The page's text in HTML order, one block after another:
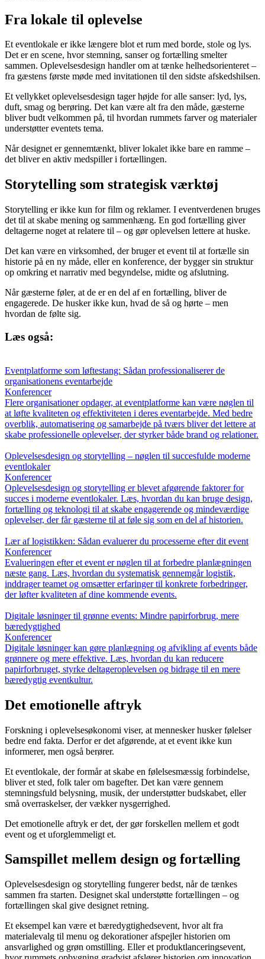
Fra lokale til oplevelse
Et eventlokale er ikke længere blot et rum med borde, stole og lys.
Det er en scene, hvor stemning, sanser og fortælling smelter
sammen. Oplevelsesdesign handler om at tænke helhedsorienteret –
fra gæstens første møde med invitationen til den sidste afskedshilsen.
Et vellykket oplevelsesdesign tager højde for alle sanser: lyd, lys,
duft, smag og berøring. Det kan være alt fra den måde, gæsterne
bliver budt velkommen på, til hvordan rummets farver og materialer
understøtter eventets tema.
Når designet er gennemtænkt, bliver lokalet ikke bare en ramme –
det bliver en aktiv medspiller i fortællingen.
Storytelling som strategisk værktøj
Storytelling er ikke kun for film og reklamer. I eventverdenen bruges
det til at skabe mening og sammenhæng. En god fortælling giver
deltagerne noget at relatere til – og gør oplevelsen lettere at huske.
Det kan være en virksomhed, der bruger et event til at fortælle sin
historie på en ny måde, eller en konference, der bygger sin struktur
op omkring et narrativ med begyndelse, midte og afslutning.
Når gæsterne føler, at de er en del af en fortælling, bliver de
engagerede. De husker ikke kun, hvad de så og hørte – men
hvordan de følte sig.
Læs også:
Eventplatforme som løftestang: Sådan professionaliserer de
organisationens eventarbejde
Konferencer
Flere organisationer opdager, at eventplatforme kan være nøglen til
at løfte kvaliteten og effektiviteten i deres eventarbejde. Med bedre
overblik, automatisering og samarbejde på tværs bliver det lettere at
skabe professionelle oplevelser, der styrker både brand og relationer.
Oplevelsesdesign og storytelling – nøglen til succesfulde moderne
eventlokaler
Konferencer
Oplevelsesdesign og storytelling er blevet afgørende faktorer for
succes i moderne eventlokaler. Læs, hvordan du kan bruge design,
fortælling og teknologi til at skabe engagerende og mindeværdige
oplevelser, der får gæsterne til at føle sig som en del af historien.
Lær af logistikken: Sådan evaluerer du processerne efter dit event
Konferencer
Evalueringen efter et event er nøglen til at forbedre planlægningen
næste gang. Læs, hvordan du systematisk gennemgår logistik,
inddrager teamet og omsætter erfaringer til konkrete forbedringer,
der løfter kvaliteten af dine kommende events.
Digitale løsninger til grønne events: Mindre papirforbrug, mere
bæredygtighed
Konferencer
Digitale løsninger kan gøre planlægning og afvikling af events både
grønnere og mere effektive. Læs, hvordan du kan reducere
papirforbruget, styrke deltageroplevelsen og bidrage til en mere
bæredygtig eventkultur.
Det emotionelle aftryk
Forskning i oplevelsesøkonomi viser, at mennesker husker følelser
bedre end fakta. Derfor er det afgørende, at et event ikke kun
informerer, men også berører.
Et eventlokale, der formår at skabe en følelsesmæssig forbindelse,
bliver et sted, folk taler om bagefter. Det kan være gennem
stemningsfuld belysning, musik, der understøtter budskabet, eller
små overraskelser, der vækker nysgerrighed.
Det emotionelle aftryk er det, der gør forskellen mellem et godt
event og et uforglemmeligt et.
Samspillet mellem design og fortælling
Oplevelsesdesign og storytelling fungerer bedst, når de tænkes
sammen fra starten. Designet skal understøtte fortællingen – og
fortællingen skal give designet retning.
Et eksempel kan være et bæredygtighedsevent, hvor alt fra
materialevalg til menu og dekorationer afspejler historien om
ansvarlighed og grøn omstilling. Eller et produktlanceringsevent,